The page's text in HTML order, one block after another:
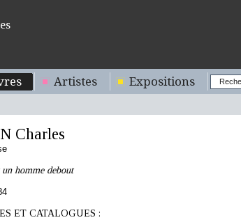
Artistes Expositions
Charles
homme debout
ET CATALOGUES :